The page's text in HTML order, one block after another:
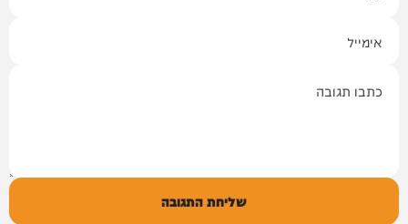
שליחת התגובה